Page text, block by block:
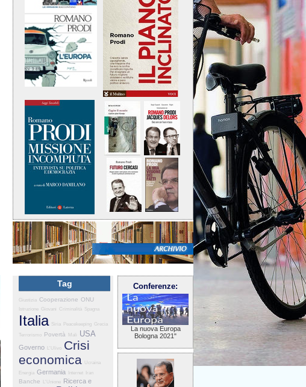
Tag
Giustizia Cooperazione ONU
Istruzione Giovani Criminalità Spagna
Italia Siria Peacekeeping
Grecia
Terrorismo Povertà Mali USA
Governo L'Ulivo Crisi
economica
Ucraina
Energia Germania Internet Iran
Banche L'Unione Ricerca e
Conferenze:
La nuova Europa
Bologna 2021"